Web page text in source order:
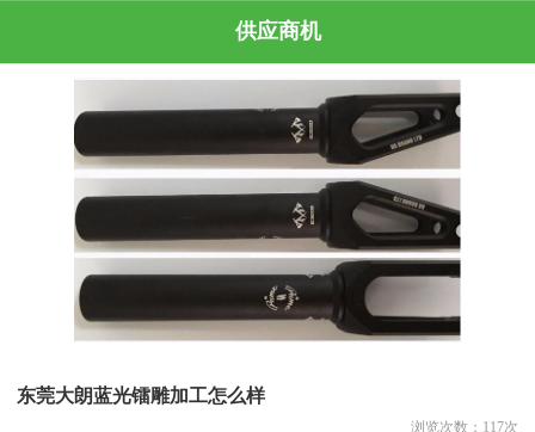
供应商机
东莞大朗蓝光镭雕加工怎么样
浏览次数： 117次